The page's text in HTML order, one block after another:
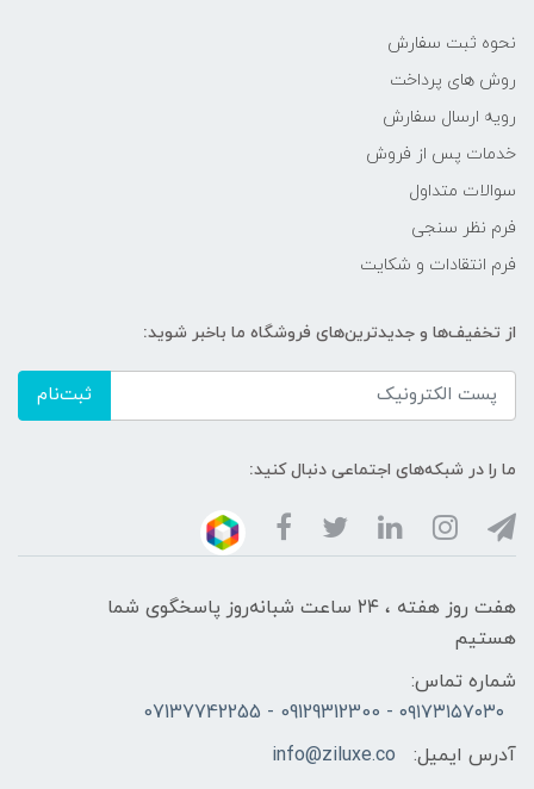
نحوه ثبت سفارش
روش های پرداخت
رویه ارسال سفارش
خدمات پس از فروش
سوالات متداول
فرم نظر سنجی
فرم انتقادات و شکایت
از تخفیف‌ها و جدیدترین‌های فروشگاه ما باخبر شوید:
ثبت‌نام
ما را در شبکه‌های اجتماعی دنبال کنید:
هفت روز هفته ، ۲۴ ساعت شبانه‌روز پاسخگوی شما
هستیم
شماره تماس:
۰۹۱۷۳۱۵۷۰۳۰ - 09129312300 - 07137742255
آدرس ایمیل:
info@ziluxe.co